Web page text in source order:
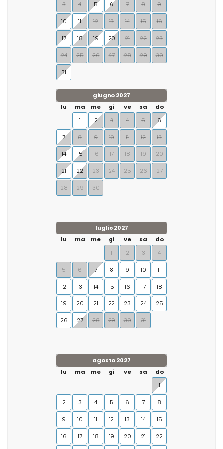
3 4 5 6 7 8 9
10 11 12 13 14 15 16
17 18 19 20 21 22 23
24 25 26 27 28 29 30
31
giugno 2027
lu
ma me gi ve sa
do
1
2 3 4 5 6
7 8 9 10 11 12 13
14 15 16 17 18 19 20
21 22 23 24 25 26 27
28 29 30
luglio 2027
lu
ma me gi ve sa
do
1
2 3 4
5 6 7 8 9 10 11
12 13 14 15 16 17 18
19 20 21 22 23 24 25
26 27 28 29 30 31
agosto 2027
lu
ma me gi ve sa
do
1
2 3 4 5 6 7 8
9 10 11 12 13 14 15
16 17 18 19 20 21 22